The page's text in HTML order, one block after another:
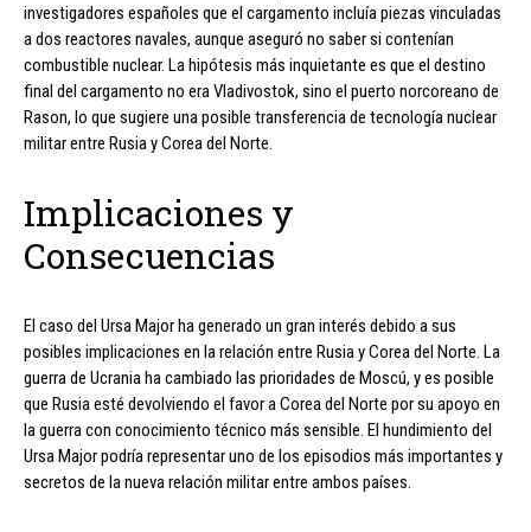
investigadores españoles que el cargamento incluía piezas vinculadas
a dos reactores navales, aunque aseguró no saber si contenían
combustible nuclear. La hipótesis más inquietante es que el destino
final del cargamento no era Vladivostok, sino el puerto norcoreano de
Rason, lo que sugiere una posible transferencia de tecnología nuclear
militar entre Rusia y Corea del Norte.
Implicaciones y
Consecuencias
El caso del Ursa Major ha generado un gran interés debido a sus
posibles implicaciones en la relación entre Rusia y Corea del Norte. La
guerra de Ucrania ha cambiado las prioridades de Moscú, y es posible
que Rusia esté devolviendo el favor a Corea del Norte por su apoyo en
la guerra con conocimiento técnico más sensible. El hundimiento del
Ursa Major podría representar uno de los episodios más importantes y
secretos de la nueva relación militar entre ambos países.